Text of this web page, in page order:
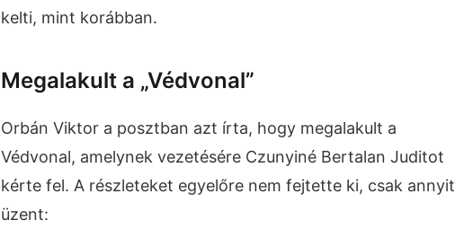
kelti, mint korábban.
Megalakult a „Védvonal”
Orbán Viktor a posztban azt írta, hogy megalakult a
Védvonal, amelynek vezetésére Czunyiné Bertalan Juditot
kérte fel. A részleteket egyelőre nem fejtette ki, csak annyit
üzent: